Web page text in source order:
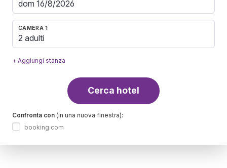
CAMERA 1
2 adulti
+ Aggiungi stanza
Cerca hotel
Confronta con (in una nuova finestra):
booking.com